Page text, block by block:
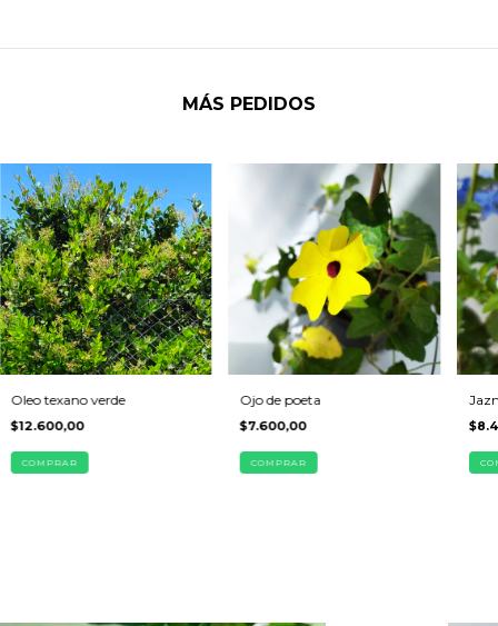
MÁS PEDIDOS
Oleo texano verde
$12.600,00
COMPRAR
Ojo de poeta
$7.600,00
COMPRAR